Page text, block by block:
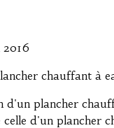
chauffant à
d'un plancher
celle d'un plancher